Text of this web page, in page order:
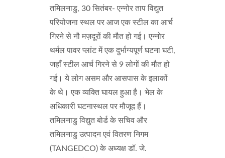
तमिलनाडु, 30 सितंबर- एन्नोर ताप विद्युत
परियोजना स्थल पर आज एक स्टील का आर्च
गिरने से नौ मज़दूरों की मौत हो गई। एन्नोर
थर्मल पावर प्लांट में एक दुर्भाग्यपूर्ण घटना घटी,
जहाँ स्टील आर्च गिरने से 9 लोगों की मौत हो
गई। ये लोग असम और आसपास के इलाकों
के थे। एक व्यक्ति घायल हुआ है। भेल के
अधिकारी घटनास्थल पर मौजूद हैं।
तमिलनाडु विद्युत बोर्ड के सचिव और
तमिलनाडु उत्पादन एवं वितरण निगम
(TANGEDCO) के अध्यक्ष डॉ. जे.